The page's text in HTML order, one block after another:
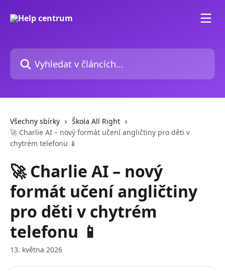
Vyhledat v článcích…
Všechny sbírky
Škola All Right
🚀 Charlie AI – nový formát učení angličtiny pro děti v
chytrém telefonu 📱
🚀 Charlie AI – nový
formát učení angličtiny
pro děti v chytrém
telefonu 📱
13. května 2026